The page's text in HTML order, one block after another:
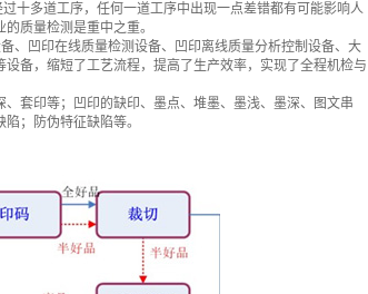
十多道工序，任何一道工序中出现一点差错都有可能影响人
质量检测是重中之重。
、凹印在线质量检测设备、凹印离线质量分析控制设备、大
备，缩短了工艺流程，提高了生产效率，实现了全程机检与
套印等；凹印的缺印、墨点、堆墨、墨浅、墨深、图文串
；防伪特征缺陷等。